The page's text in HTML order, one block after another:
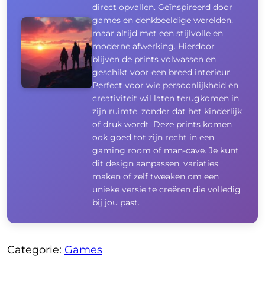
direct opvallen. Geïnspireerd door
games en denkbeeldige werelden,
maar altijd met een stijlvolle en
moderne afwerking. Hierdoor
blijven de prints volwassen en
geschikt voor een breed interieur.
Perfect voor wie persoonlijkheid en
creativiteit wil laten terugkomen in
zijn ruimte, zonder dat het kinderlijk
of druk wordt. Deze prints komen
ook goed tot zijn recht in een
gaming room of man-cave. Je kunt
dit design aanpassen, variaties
maken of zelf tweaken om een
unieke versie te creëren die volledig
bij jou past.
Categorie: Games